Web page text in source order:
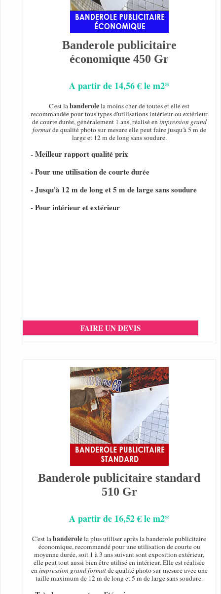
Banderole publicitaire
économique 450 Gr
A partir de 14,56 € le m2*
C'est labanderolela moins cher de toutes et elle est
recommandée pour tous types d'utilisations intérieur ou extérieur
de courte durée, généralement 1 ans, réalisé enimpression grand
formatde qualité photo sur mesure elle peut faire jusqu'à 5 m de
large et 12 m de long sans soudure.
- Meilleur rapport qualité prix
- Pour une utilisation de courte durée
- Jusqu'à 12 m de long et 5 m de large sans soudure
- Pour intérieur et extérieur
FAIRE UN DEVIS
Banderole publicitaire standard
510 Gr
A partir de 16,52 € le m2*
C'est labanderolela plus utiliser après la banderole publicitaire
économique, recommandé pour une utilisation de courte ou
moyenne durée, soit 1 à 3 ans suivant sont exposition extérieur,
elle peut tout aussi bien être utilisé en intérieur. Elle est réalisée
enimpression grand formatde qualité photo sur mesure avec une
taille maximum de 12 m de long et 5 m de large sans soudure.